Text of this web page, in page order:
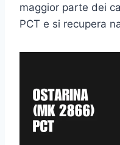
maggior parte dei
PCT e si recupera